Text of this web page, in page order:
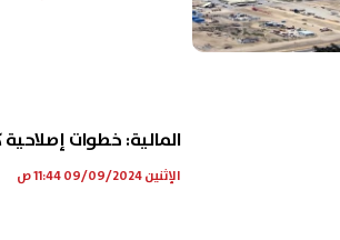
المالية: خطوات
الإثنين 09/09/2024 11:44 ص